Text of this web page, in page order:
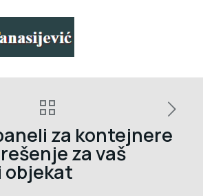
za kontejnere
za vaš
objekat